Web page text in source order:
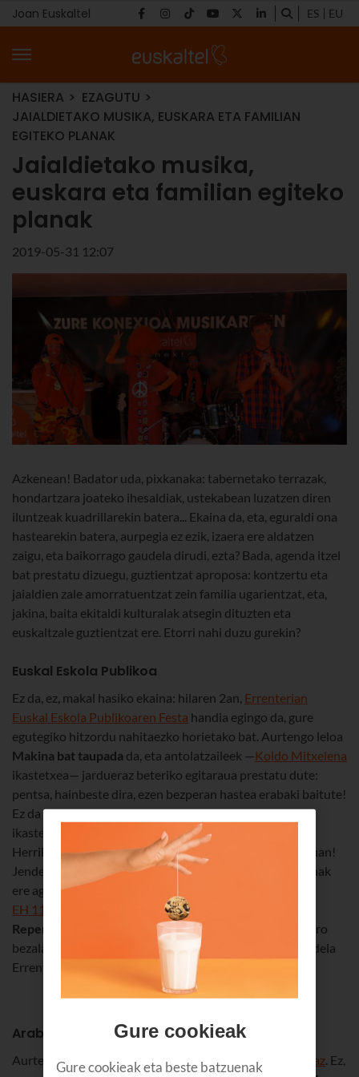
Joan Euskaltel ES EU
HASIERA
EZAGUTU
JAIALDIETAKO MUSIKA, EUSKARA ETA FAMILIAN
EGITEKO PLANAK
Jaialdietako musika,
euskara eta familian egiteko
planak
2019-05-31 12:07
Azkenean! Badator uda, pixkanaka: tabernetako terrazak,
hondartzara joateko ihesaldiak, ustekabean luzatzen diren
iluntzeak kuadrillarekin batera... Ekaina da, eta, eguraldi ona
hastearekin batera, aurpegia ez ezik, izaera ere aldatzen
zaigu, eta baikorrago gaudela dirudi, ezta? Bada, agenda itzel
bat prestatu dizuegu, guztientzat aproposa: kontzertu eta
jaialdien zale amorratuentzat zein familia ugarientzat, eta,
jakina, baita ekitaldi kulturalak atsegin dituzten eta
euskaltzale guztientzat ere. Etorri nahi duzu gurekin?
Euskal Eskola Publikoa
Ez da, ez, makal hasiko ekaina: hilaren 2an, Errenterian
Euskal Eskola Publikoaren Festa handia egingo da, gure
egutegiko hitzordu nahitaezko horietako bat. Aurtengo leloa
Makina bat taupada da, eta antolatzaileek —Koldo Mitxelena
ikastetxea— jardueraz beteriko egitaraua prestatu dute:
pentsa, hainbeste dira, ezen bezperan hastea erabaki baitute!
Ez da aspertzeko tarterik izango Koldo Mitxelena
ikastetxearen, Gamon Zumardiaren, Gernika plazaren,
Herriko plazaren, Foru plazaren eta Ondartxoren inguruan!
Jendez eta musikaz beteko dira Errenteriako kaleak, denak
ere agertoki erraldoi bihurtuta: hara bilduko dira
EH 11 kolore
Rockalean
Reperkusion Feminista
eta Trikitxistu
taldeak. Eta urtero
bezala, gogoan izan garraio publikoa erabiltzea komeni dela
Errenteriara iristeko.
Araba Euskaraz
Aurten, inoiz baino gertuago izango dugu Araba Euskaraz. Ez,
Gure cookieak
Gure cookieak eta beste batzuenak